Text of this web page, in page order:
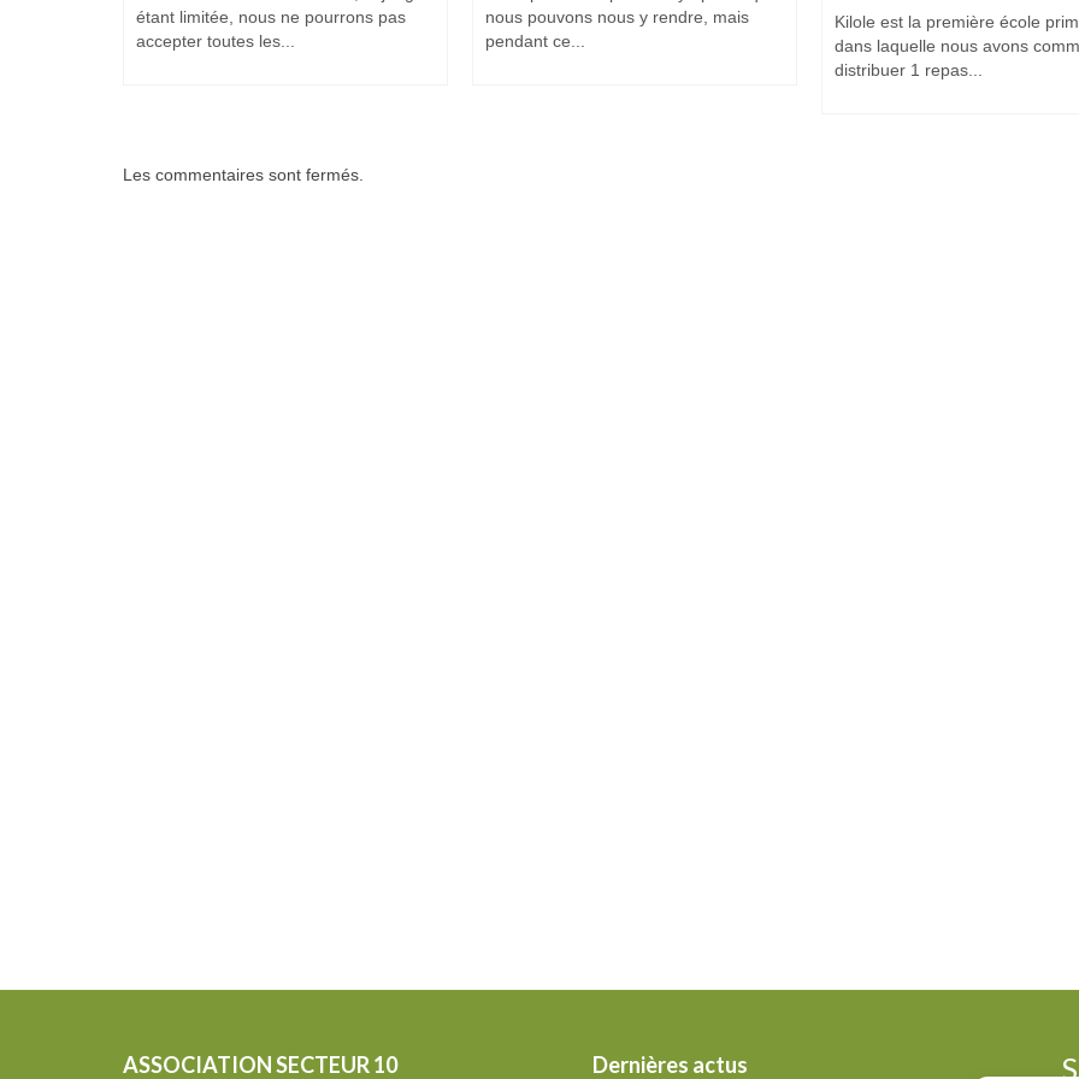
étant limitée, nous ne pourrons pas
accepter toutes les...
nous pouvons nous y rendre, mais
pendant ce...
Kilole est la première école
dans laquelle nous avons
distribuer 1 repas...
Les commentaires sont fermés.
ASSOCIATION SECTEUR 10 Dernières actus